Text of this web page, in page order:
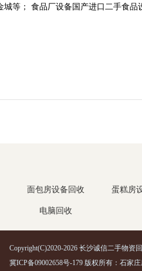
等； 食品厂设备国产进口二手食品
面包房设备回收 蛋糕房
电脑回收
Copyright(C)2020-2026 长沙诚信二手物资
冀ICP备09002658号-179 版权所有：石家